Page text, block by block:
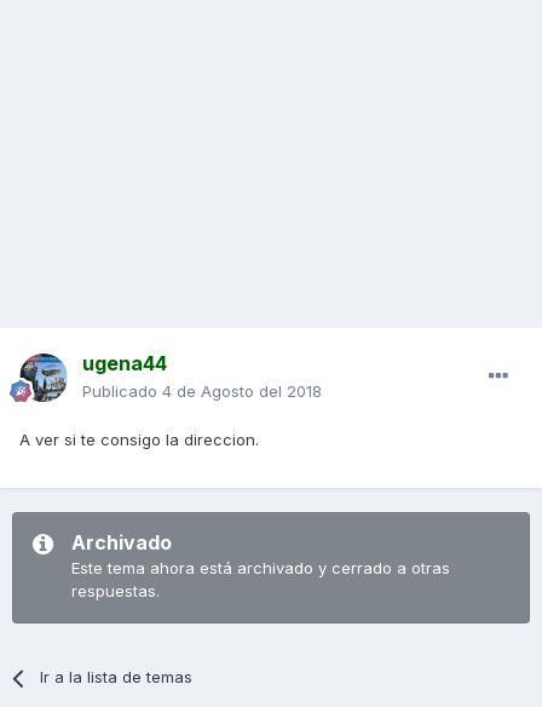
ugena44
Publicado 4 de Agosto del 2018
A ver si te consigo la direccion.
Archivado
Este tema ahora está archivado y cerrado a otras
respuestas.
Ir a la lista de temas